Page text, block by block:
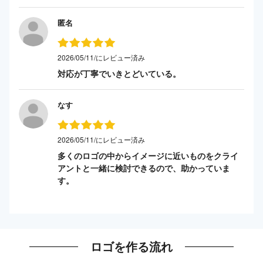
匿名
2026/05/11/にレビュー済み
対応が丁寧でいきとどいている。
なす
2026/05/11/にレビュー済み
多くのロゴの中からイメージに近いものをクライ
アントと一緒に検討できるので、助かっていま
す。
ロゴを作る流れ